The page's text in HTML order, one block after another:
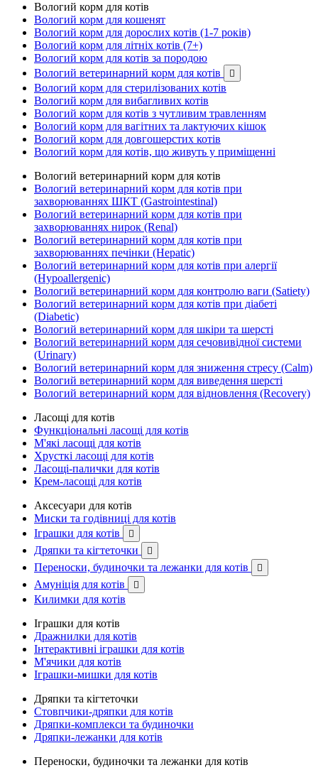
Вологий корм для котів
Вологий корм для кошенят
Вологий корм для дорослих котів (1-7 років)
Вологий корм для літніх котів (7+)
Вологий корм для котів за породою
Вологий ветеринарний корм для котів

Вологий корм для стерилізованих котів
Вологий корм для вибагливих котів
Вологий корм для котів з чутливим травленням
Вологий корм для вагітних та лактуючих кішок
Вологий корм для довгошерстих котів
Вологий корм для котів, що живуть у приміщенні
Вологий ветеринарний корм для котів
Вологий ветеринарний корм для котів при
захворюваннях ШКТ (Gastrointestinal)
Вологий ветеринарний корм для котів при
захворюваннях нирок (Renal)
Вологий ветеринарний корм для котів при
захворюваннях печінки (Hepatic)
Вологий ветеринарний корм для котів при алергії
(Hypoallergenic)
Вологий ветеринарний корм для контролю ваги (Satiety)
Вологий ветеринарний корм для котів при діабеті
(Diabetic)
Вологий ветеринарний корм для шкіри та шерсті
Вологий ветеринарний корм для сечовивідної системи
(Urinary)
Вологий ветеринарний корм для зниження стресу (Calm)
Вологий ветеринарний корм для виведення шерсті
Вологий ветеринарний корм для відновлення (Recovery)
Ласощі для котів
Функціональні ласощі для котів
М'які ласощі для котів
Хрусткі ласощі для котів
Ласощі-палички для котів
Крем-ласощі для котів
Аксесуари для котів
Миски та годівниці для котів
Іграшки для котів

Дряпки та кігтеточки 
Переноски, будиночки та лежанки для котів 
Амуніція для котів 
Килимки для котів
Іграшки для котів
Дражнилки для котів
Інтерактивні іграшки для котів
М'ячики для котів
Іграшки-мишки для котів
Дряпки та кігтеточки
Стовпчики-дряпки для котів
Дряпки-комплекси та будиночки
Дряпки-лежанки для котів
Переноски, будиночки та лежанки для котів